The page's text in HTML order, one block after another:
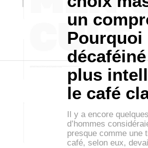
un
Pourquoi
plus
le café
Il y a encore
d’hommes
presque comme une
café, selon eux,